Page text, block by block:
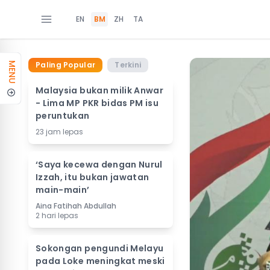
EN BM ZH TA
MENU Paling Popular Terkini
Malaysia bukan milik Anwar
- Lima MP PKR bidas PM isu
peruntukan
23 jam lepas
‘Saya kecewa dengan Nurul
Izzah, itu bukan jawatan
main-main’
Aina Fatihah Abdullah
2 hari lepas
Sokongan pengundi Melayu
pada Loke meningkat meski